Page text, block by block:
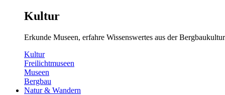
Kultur
Erkunde Museen, erfahre Wissenswertes aus der
Kultur
Freilichtmuseen
Museen
Bergbau
Natur & Wandern